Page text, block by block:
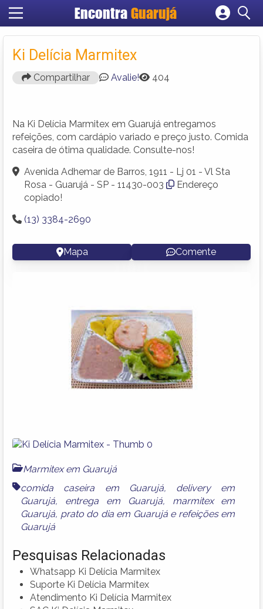
Encontra Guarujá
Cadastrar empresa
Criar conta
Ki Delícia Marmitex
Compartilhar Avalie! 404
Na Ki Delícia Marmitex em Guarujá entregamos
refeições, com cardápio variado e preço justo. Comida
caseira de ótima qualidade. Consulte-nos!
Avenida Adhemar de Barros, 1911 - Lj 01 - Vl Sta
Rosa - Guarujá - SP - 11430-003
Endereço
copiado!
(13) 3384-2690
Mapa Comente
Marmitex em Guarujá
comida caseira em Guarujá, delivery em
Guarujá, entrega em Guarujá, marmitex em
Guarujá, prato do dia em Guarujáe refeições em
Guarujá
Pesquisas Relacionadas
Whatsapp Ki Delícia Marmitex
Suporte Ki Delícia Marmitex
Atendimento Ki Delícia Marmitex